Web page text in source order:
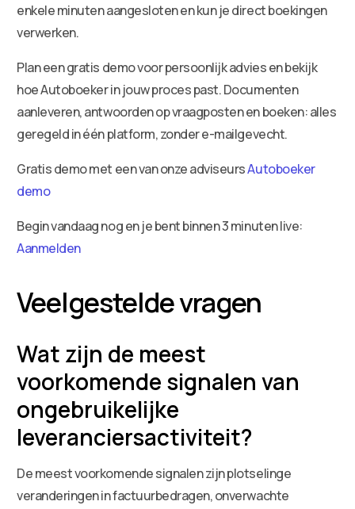
enkele minuten aangesloten en kun je direct boekingen
verwerken.
Plan een gratis demo voor persoonlijk advies en bekijk
hoe Autoboeker in jouw proces past. Documenten
aanleveren, antwoorden op vraagposten en boeken: alles
geregeld in één platform, zonder e-mailgevecht.
Gratis demo met een van onze adviseursAutoboeker
demo
Begin vandaag nog en je bent binnen 3 minuten live:
Aanmelden
Veelgestelde vragen
Wat zijn de meest
voorkomende signalen van
ongebruikelijke
leveranciersactiviteit?
De meest voorkomende signalen zijn plotselinge
veranderingen in factuurbedragen, onverwachte